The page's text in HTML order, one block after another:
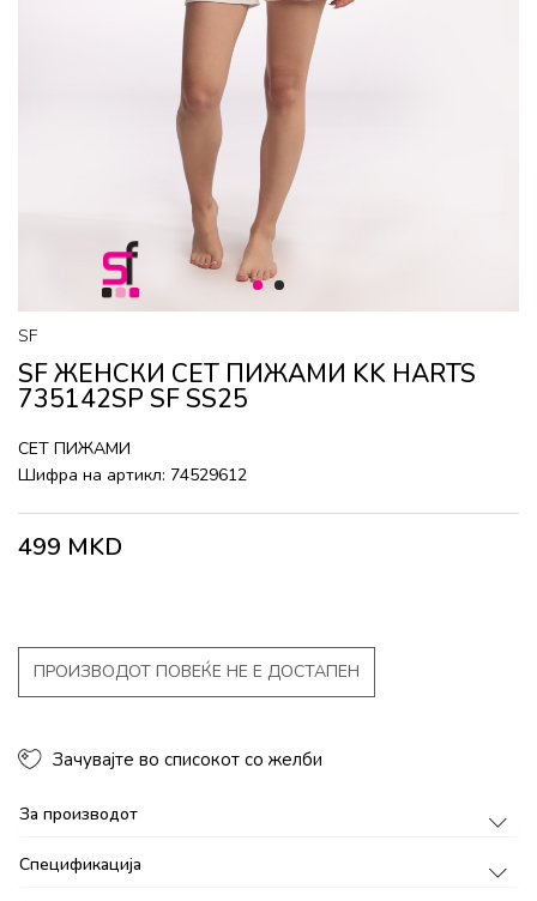
1 2
SF
SF ЖЕНСКИ СЕТ ПИЖАМИ KK HARTS
735142SP SF SS25
СЕТ ПИЖАМИ
Шифра на артикл: 74529612
499 MKD
ПРОИЗВОДОТ ПОВЕЌЕ НЕ Е ДОСТАПЕН
Зачувајте во списокот со желби
За производот
Спецификација